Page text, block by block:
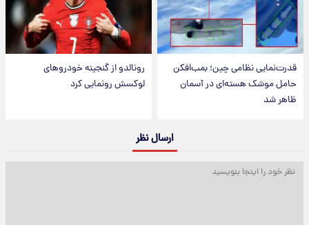
قدرت‌نمایی نظامی چین؛ بمب‌افکن
حامل موشک هسته‌ای در آسمان
ظاهر شد
رونالدو از گنجینه خودروهای
لوکسش رونمایی کرد
ارسال نظر